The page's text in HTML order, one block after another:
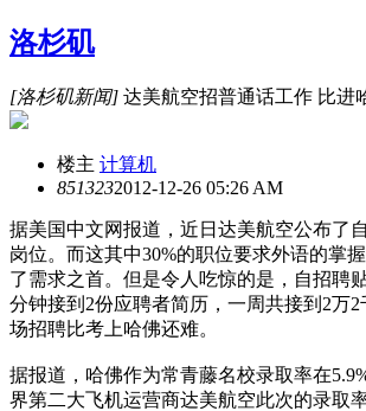
洛杉矶
[洛杉矶新闻] 达美航空招普通话工作 比进
楼主 计算机
8513232012-12-26 05:26 AM
据美国中文网报道，近日达美航空公布了
岗位。而这其中30%的职位要求外语的掌
了需求之首。但是令人吃惊的是，自招聘
分钟接到2份应聘者简历，一周共接到2万
场招聘比考上哈佛还难。
据报道，哈佛作为常青藤名校录取率在
界第二大飞机运营商达美航空此次的录取